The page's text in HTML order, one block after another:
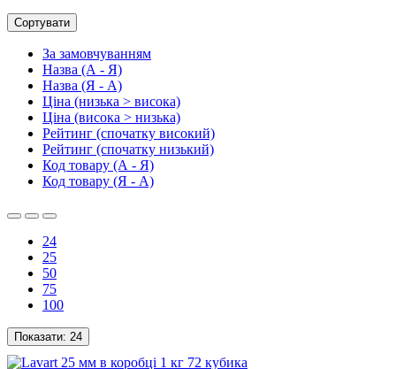
Сортувати
За замовчуванням
Назва (А - Я)
Назва (Я - А)
Ціна (низька > висока)
Ціна (висока > низька)
Рейтинг (спочатку високий)
Рейтинг (спочатку низький)
Код товару (А - Я)
Код товару (Я - А)
24
25
50
75
100
Показати: 24